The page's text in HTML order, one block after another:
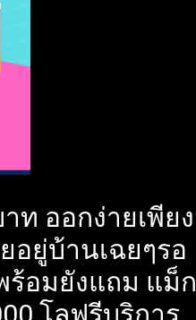
าท ออกง่ายเพียง
อยู่บ้านเฉยๆรอ
อมยังแถม แม็ก
โลฟรีบริการ